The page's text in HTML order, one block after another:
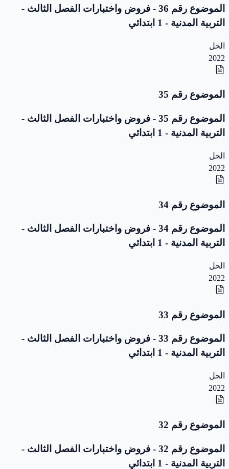
الموضوع رقم 36 - فروض واختبارات الفصل الثالث -
التربية المدنية - 1 ابتدائي
الحل
2022
الموضوع رقم 35
الموضوع رقم 35 - فروض واختبارات الفصل الثالث -
التربية المدنية - 1 ابتدائي
الحل
2022
الموضوع رقم 34
الموضوع رقم 34 - فروض واختبارات الفصل الثالث -
التربية المدنية - 1 ابتدائي
الحل
2022
الموضوع رقم 33
الموضوع رقم 33 - فروض واختبارات الفصل الثالث -
التربية المدنية - 1 ابتدائي
الحل
2022
الموضوع رقم 32
الموضوع رقم 32 - فروض واختبارات الفصل الثالث -
التربية المدنية - 1 ابتدائي